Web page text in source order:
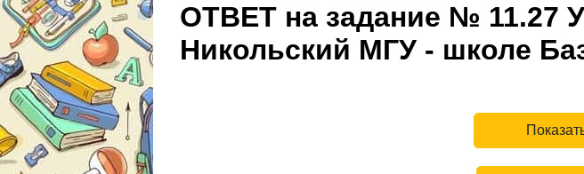
ОТВЕТ на задание № 11.27
Никольский МГУ - школе